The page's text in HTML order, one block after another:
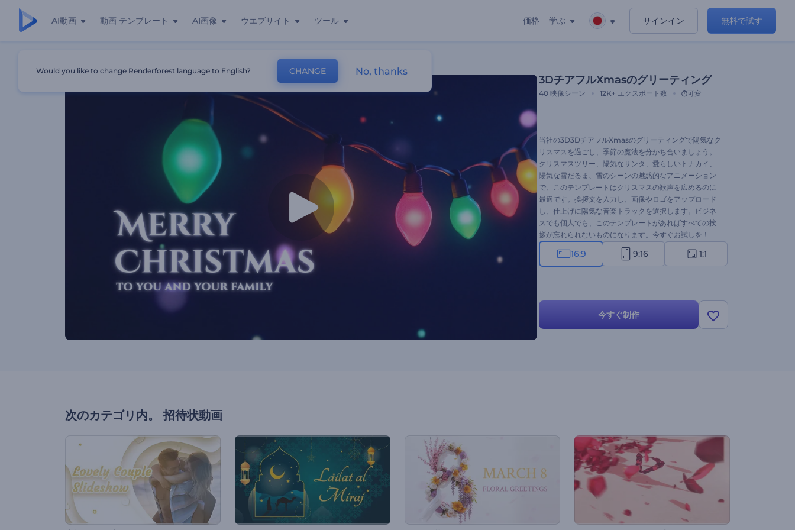
AI動画 動画 テンプレート AI画像 ウエブサイト ツール 価格 学ぶ サインイン 無料で試す
3DチアフルXmasのグリーティング
40 映像シーン 12K+ エクスポート数 可変
当社の3D3DチアフルXmasのグリーティングで陽気なク
リスマスを過ごし、季節の魔法を分かち合いましょう。
クリスマスツリー、陽気なサンタ、愛らしいトナカイ、
陽気な雪だるま、雪のシーンの魅惑的なアニメーション
で、このテンプレートはクリスマスの歓声を広めるのに
最適です。挨拶文を入力し、画像やロゴをアップロード
し、仕上げに陽気な音楽トラックを選択します。ビジネ
スでも個人でも、このテンプレートがあればすべての挨
拶が忘れられないものになります。今すぐお試しを！
16:9 9:16 1:1
今すぐ制作
次のカテゴリ内。 招待状動画
Would you like to change Renderforest language to English? CHANGE No, thanks